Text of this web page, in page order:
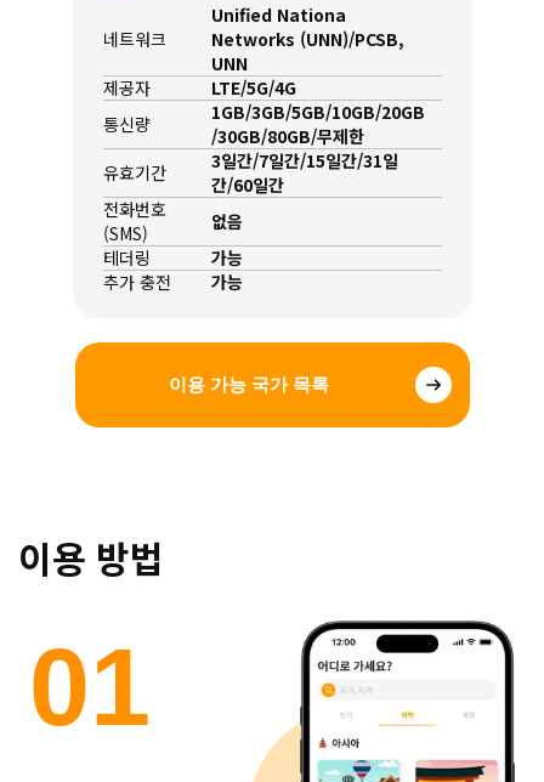
네트워크
Unified Nationa
Networks (UNN)/PCSB,
UNN
제공자
LTE/5G/4G
통신량
1GB/3GB/5GB/10GB/20GB
/30GB/80GB/무제한
유효기간
3일간/7일간/15일간/31일
간/60일간
전화번호
(SMS)
없음
테더링
가능
추가 충전
가능
이용 가능 국가 목록
이용 방법
01